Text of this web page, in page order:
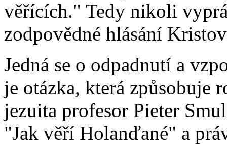
věřících." Tedy nikoli
zodpovědné hlásání
Jedná se o odpadnutí a
je otázka, která způsobuje
jezuita profesor Pieter
"Jak věří Holanďané" a